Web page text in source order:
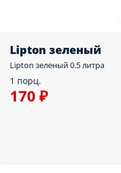
Lipton зеленый
Lipton зеленый 0.5 литра
1 порц.
170 ₽